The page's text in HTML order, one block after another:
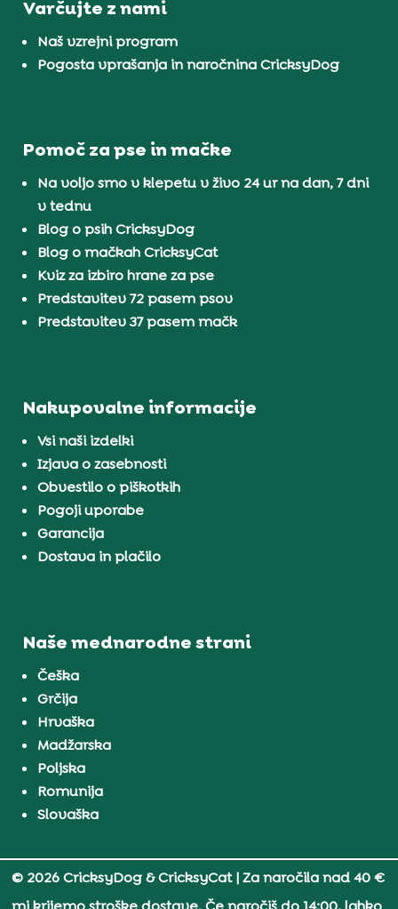
Varčujte z nami
Naš vzrejni program
Pogosta vprašanja in naročnina CricksyDog
Pomoč za pse in mačke
Na voljo smo v klepetu v živo 24 ur na dan, 7 dni
v tednu
Blog o psih CricksyDog
Blog o mačkah CricksyCat
Kviz za izbiro hrane za pse
Predstavitev 72 pasem psov
Predstavitev 37 pasem mačk
Nakupovalne informacije
Vsi naši izdelki
Izjava o zasebnosti
Obvestilo o piškotkih
Pogoji uporabe
Garancija
Dostava in plačilo
Naše mednarodne strani
Češka
Grčija
Hrvaška
Madžarska
Poljska
Romunija
Slovaška
© 2026 CricksyDog & CricksyCat| Za naročila nad 40 €